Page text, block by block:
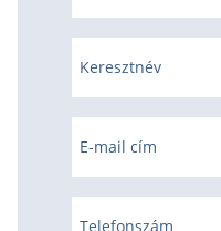
Keresztnév
E-mail cím
Telefonszám